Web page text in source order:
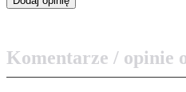
Komentarze / opinie